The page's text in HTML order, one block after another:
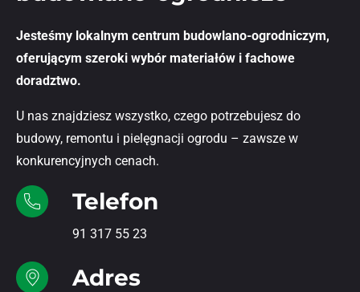
Jesteśmy lokalnym centrum budowlano-ogrodniczym,
oferującym szeroki wybór materiałów i fachowe
doradztwo.
U nas znajdziesz wszystko, czego potrzebujesz do
budowy, remontu i pielęgnacji ogrodu – zawsze w
konkurencyjnych cenach.
Telefon
91 317 55 23
Adres